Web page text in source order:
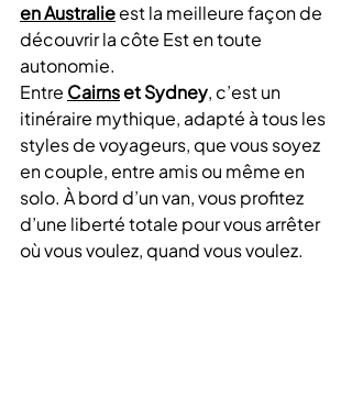
en Australie est la meilleure façon de
découvrir la côte Est en toute
autonomie.
Entre Cairns et Sydney, c’est un
itinéraire mythique, adapté à tous les
styles de voyageurs, que vous soyez
en couple, entre amis ou même en
solo. À bord d’un van, vous profitez
d’une liberté totale pour vous arrêter
où vous voulez, quand vous voulez.